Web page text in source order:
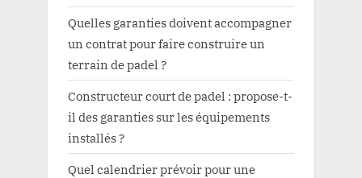
Quelles garanties doivent accompagner
un contrat pour faire construire un
terrain de padel ?
Constructeur court de padel : propose-t-
il des garanties sur les équipements
installés ?
Quel calendrier prévoir pour une